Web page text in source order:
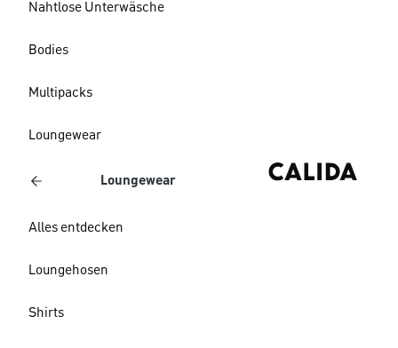
Nahtlose Unterwäsche
Bodies
Multipacks
Loungewear
Loungewear
Alles entdecken
Loungehosen
Shirts